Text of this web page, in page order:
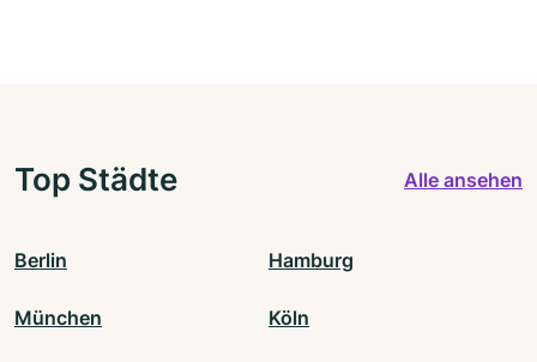
Top Städte Alle ansehen
Berlin Hamburg
München Köln